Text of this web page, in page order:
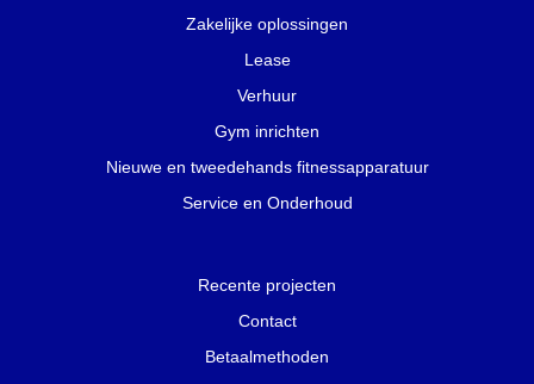
Zakelijke oplossingen
Lease
Verhuur
Gym inrichten
Nieuwe en tweedehands fitnessapparatuur
Service en Onderhoud
Recente projecten
Contact
Betaalmethoden